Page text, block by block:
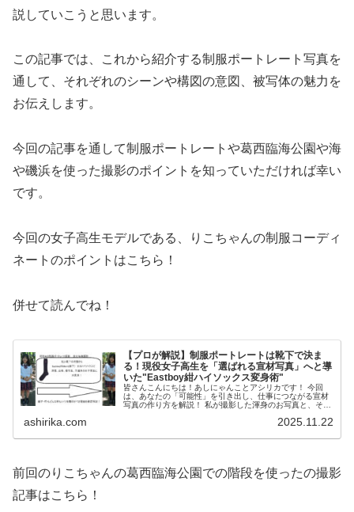
説していこうと思います。
この記事では、これから紹介する制服ポートレート写真を
通して、それぞれのシーンや構図の意図、被写体の魅力を
お伝えします。
今回の記事を通して制服ポートレートや葛西臨海公園や海
や磯浜を使った撮影のポイントを知っていただければ幸い
です。
今回の女子高生モデルである、りこちゃんの制服コーディ
ネートのポイントはこちら！
併せて読んでね！
【プロが解説】制服ポートレートは靴下で決ま
る！現役女子高生を「選ばれる宣材写真」へと導
いた"Eastboy紺ハイソックス変身術"
皆さんこんにちは！あしにゃんことアシリカです！ 今回
は、あなたの「可能性」を引き出し、仕事につながる宣材
写真の作り方を解説！ 私が撮影した渾身のお写真と、その
ashirika.com 2025.11.22
前回のりこちゃんの葛西臨海公園での階段を使ったの撮影
記事はこちら！